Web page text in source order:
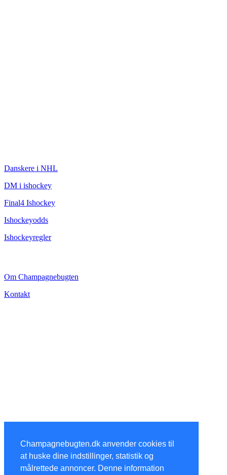
Champagnebugten.dk anvender cookies til
at huske dine indstillinger, statistik og
målrettede annoncer. Denne information
Danskere i NHL
DM i ishockey
Final4 Ishockey
Ishockeyodds
Ishockeyregler
Om Champagnebugten
Kontakt